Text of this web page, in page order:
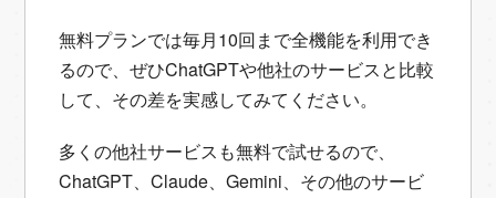
無料プランでは毎月10回まで全機能を利用でき
るので、ぜひChatGPTや他社のサービスと比較
して、その差を実感してみてください。
多くの他社サービスも無料で試せるので、
ChatGPT、Claude、Gemini、その他のサービ